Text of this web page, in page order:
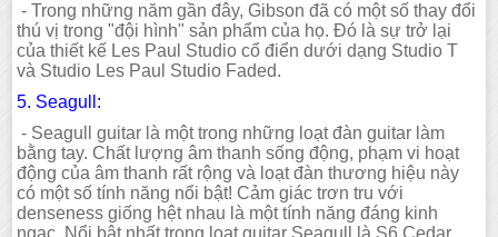
- Trong những năm gần đây, Gibson đã có một số thay đổi
thú vị trong "đội hình" sản phẩm của họ. Đó là sự trở lại
của thiết kế Les Paul Studio cổ điển dưới dạng Studio T
và Studio Les Paul Studio Faded.
5. Seagull:
- Seagull guitar là một trong những loạt đàn guitar làm
bằng tay. Chất lượng âm thanh sống động, phạm vi hoạt
động của âm thanh rất rộng và loạt đàn thương hiệu này
có một số tính năng nổi bật! Cảm giác trơn tru với
denseness giống hệt nhau là một tính năng đáng kinh